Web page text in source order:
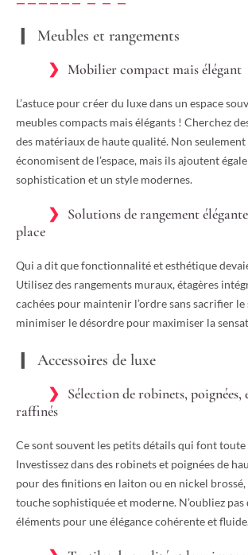
Meubles et rangements
Mobilier compact mais élégant
L’astuce pour créer du luxe dans un espace
meubles compacts mais élégants ! Cherchez
des matériaux de haute qualité. Non seulement
économisent de l’espace, mais ils ajoutent
sophistication et un style modernes.
Solutions de rangement
place
Qui a dit que fonctionnalité et esthétique
Utilisez des rangements muraux, étagères
cachées pour maintenir l’ordre sans sacrifier le
minimiser le désordre pour maximiser la
Accessoires de luxe
Sélection de robinets, poignées,
raffinés
Ce sont souvent les petits détails qui font
Investissez dans des robinets et poignées de
pour des finitions en laiton ou en nickel
touche sophistiquée et moderne. N’oubliez
éléments pour une élégance cohérente et